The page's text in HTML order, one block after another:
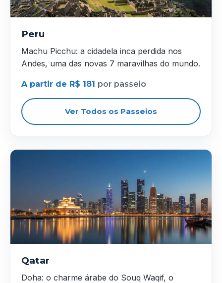
Peru
Machu Picchu: a cidadela inca perdida nos
Andes, uma das novas 7 maravilhas do mundo.
A partir de R$ 181 por passeio
Ver Todos os Passeios
Qatar
Doha: o charme árabe do Souq Waqif, o